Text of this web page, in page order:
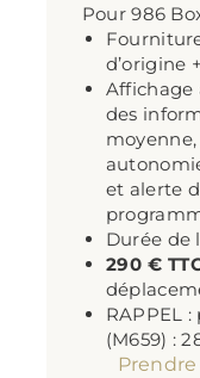
Pour 986
d’origine
Affichage
des
et alerte
Durée de
290 €
RAPPEL
(M659) :